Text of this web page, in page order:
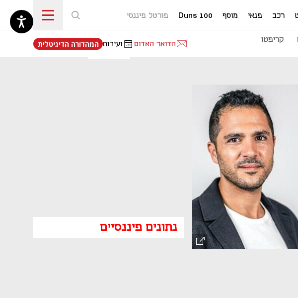
רכב פנאי מוסף Duns 100 פורטל פיננסי
קריפטו הדואר האדום ועידות
נפתח בכרטיסייה חדשה
המהדורה הדיגיטלית
נתונים פיננסיים